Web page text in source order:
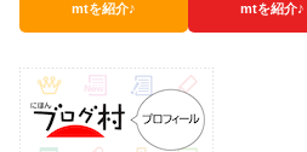
mtを紹介♪
mtを紹介♪